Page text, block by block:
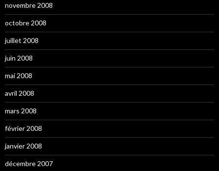
novembre 2008
octobre 2008
juillet 2008
juin 2008
mai 2008
avril 2008
mars 2008
février 2008
janvier 2008
décembre 2007